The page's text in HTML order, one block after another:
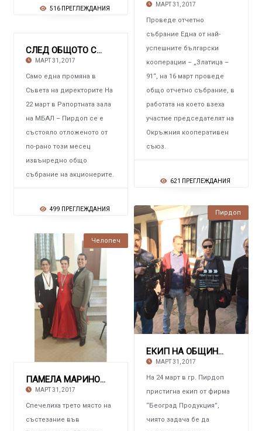
516 ПРЕГЛЕЖДАНИЯ
МАРТ 31, 2017
Проведе отчетно
събрание Една от най-
успешните български
кооперации – „Златица –
91“, на 16 март проведе
общо отчетно събрание, в
работата на което взеха
участие председателят на
Окръжния кооперативен
съюз.
621 ПРЕГЛЕЖДАНИЯ
СЛЕД ОБЩОТО СЪБРАНИЕ НА АКЦИОНЕРИТЕ НА МБАЛ –
МАРТ 31, 2017
Само една промяна в
Съвета на директорите На
22 март в Рапортната зала
на МБАЛ – Пирдоп се е
състояло отложеното от
по-рано този месец
извънредно общо
събрание на акционерите.
499 ПРЕГЛЕЖДАНИЯ Пирдоп
ЕКИП НА ОБЩИНА ПАЛИЛУЛА, РЕПУБЛИКА СЪРБИЯ За
МАРТ 31, 2017
На 24 март в гр. Пирдоп
пристигна екип от фирма
“Београд Продукция”,
чиято задача бе да
Челопеч
ПАМЕЛА МАРИНОВА И СТАНИСЛАВ ШУТИЛОВ ОТ ЧЕЛОПЕ
МАРТ 31, 2017
Спечелиха трето място на
състезание във